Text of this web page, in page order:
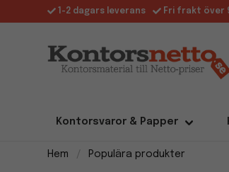
1-2 dagars leverans Fri frakt över
Kontorsvaror & Papper
Hem Populära produkter